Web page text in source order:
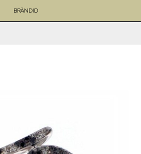
BRÄNDID